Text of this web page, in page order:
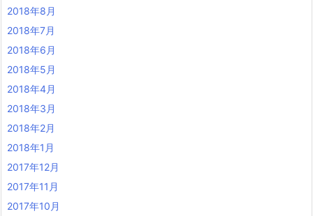
2018年8月
2018年7月
2018年6月
2018年5月
2018年4月
2018年3月
2018年2月
2018年1月
2017年12月
2017年11月
2017年10月